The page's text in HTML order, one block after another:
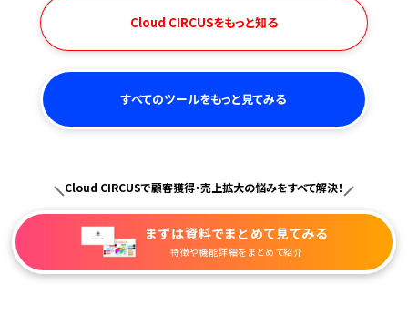
Cloud CIRCUSをもっと知る
すべてのツールをもっと見てみる
Cloud CIRCUSで顧客獲得・売上拡大の悩みをすべて解決！
まずは資料でまとめて見てみる
特徴や機能詳細をまとめて紹介